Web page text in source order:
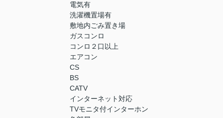
電気有
洗濯機置場有
敷地内ごみ置き場
ガスコンロ
コンロ２口以上
エアコン
CS
BS
CATV
インターネット対応
TVモニタ付インターホン